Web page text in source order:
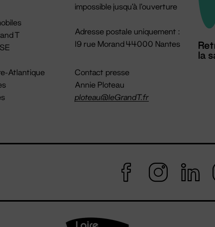
T
Atlantique
impossible jusqu'à l'ouverture
Adresse postale uniquement :
19 rue Morand 44000 Nantes
Contact presse
Annie Ploteau
ploteau@leGrandT.fr
la